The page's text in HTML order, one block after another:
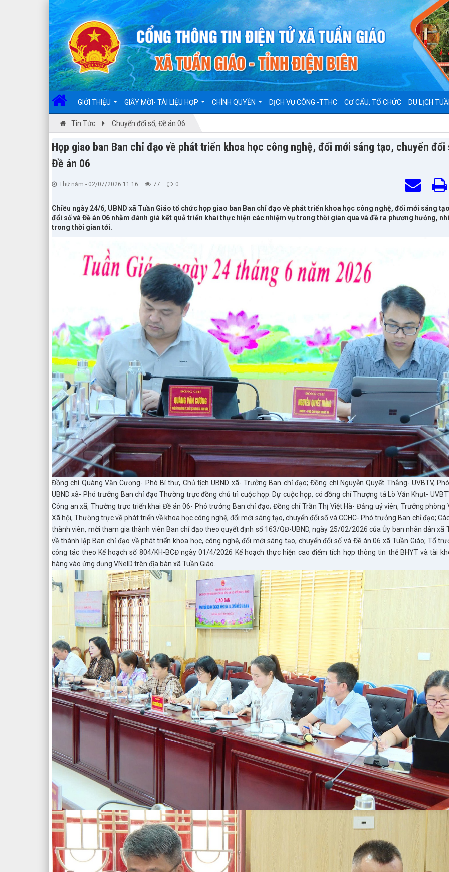
GIỚI THIỆU GIẤY MỜI- TÀI LIỆU HỌP CHÍNH QUYỀN DỊCH VỤ CÔNG -TTHC CƠ CẤU, TỔ CHỨC DU LỊCH
Tin Tức Chuyển đổi số, Đề án 06
Họp giao ban Ban chỉ đạo về phát triển khoa học công nghệ, đổi mới sáng tạo, chuyển đổi
Đề án 06
Thứ năm - 02/07/2026 11:16 77 0
Chiều ngày 24/6, UBND xã Tuần Giáo tổ chức họp giao ban Ban chỉ đạo về phát triển khoa học công nghệ, đổi mới sáng
đổi số và Đề án 06 nhằm đánh giá kết quả triển khai thực hiện các nhiệm vụ trong thời gian qua và đề ra phương hướng,
trong thời gian tới.
Đồng chí Quàng Văn Cương- Phó Bí thư, Chủ tịch UBND xã- Trưởng Ban chỉ đạo; Đồng chí Nguyễn Quyết Thắng- UVBTV,
UBND xã- Phó trưởng Ban chỉ đạo Thường trực đồng chủ trì cuộc họp. Dự cuộc họp, có đồng chí Thượng tá Lò Văn Khụt-
Công an xã, Thường trực triển khai Đề án 06- Phó trưởng Ban chỉ đạo; Đồng chí Trần Thị Việt Hà- Đảng uỷ viên, Trưởng phòng
Xã hội, Thường trực về phát triển về khoa học công nghệ, đổi mới sáng tạo, chuyển đổi số và CCHC- Phó trưởng Ban chỉ đạo;
thành viên, mời tham gia thành viên Ban chỉ đạo theo quyết định số 163/QĐ-UBND, ngày 25/02/2026 của Ủy ban nhân dân xã
về thành lập Ban chỉ đạo về phát triển khoa học, công nghệ, đổi mới sáng tạo, chuyển đổi số và Đề án 06 xã Tuần Giáo; Tổ
công tác theo Kế hoạch số 804/KH-BCĐ ngày 01/4/2026 Kế hoạch thực hiện cao điểm tích hợp thông tin thẻ BHYT và tài
hàng vào ứng dụng VNeID trên địa bàn xã Tuần Giáo.
Đã kết nối EMC